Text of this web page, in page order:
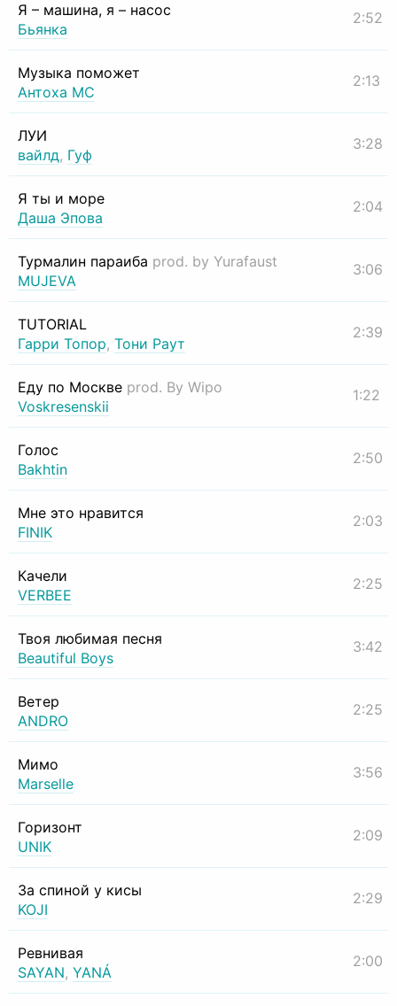
Я – машина, я – насос
Бьянка
2:52
Музыка поможет
Антоха МС
2:13
ЛУИ
вайлд, Гуф
3:28
Я ты и море
Даша Эпова
2:04
Турмалин параиба prod. by Yurafaust
MUJEVA
3:06
TUTORIAL
Гарри Топор, Тони Раут
2:39
Еду по Москве prod. By Wipo
Voskresenskii
1:22
Голос
Bakhtin
2:50
Мне это нравится
FINIK
2:03
Качели
VERBEE
2:25
Твоя любимая песня
Beautiful Boys
3:42
Ветер
ANDRO
2:25
Мимо
Marselle
3:56
Горизонт
UNIK
2:09
За спиной у кисы
KOJI
2:29
Ревнивая
SAYAN, YANÁ
2:00